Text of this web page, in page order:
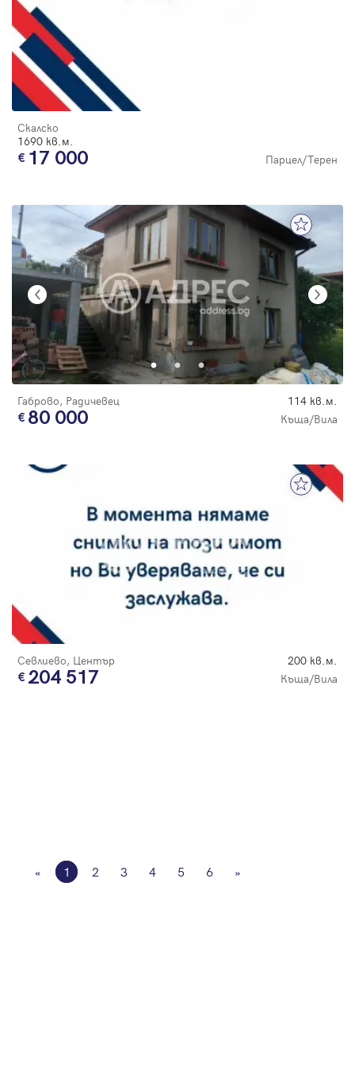
Скалско
1690 кв.м.
17 000 Парцел/Терен
Габрово, Радичевец 114 кв.м.
80 000 Къща/Вила
Севлиево, Център 200 кв.м.
204 517 Къща/Вила
« 1 2 3 4 5 6 »